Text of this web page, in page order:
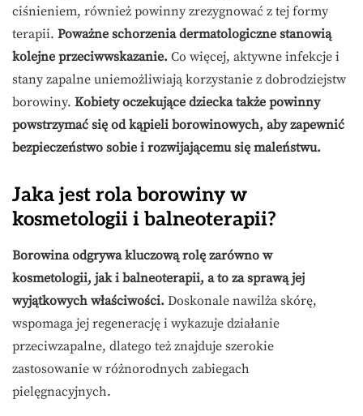
ciśnieniem, również powinny zrezygnować z tej formy
terapii. Poważne schorzenia dermatologiczne stanowią
kolejne przeciwwskazanie. Co więcej, aktywne infekcje i
stany zapalne uniemożliwiają korzystanie z dobrodziejstw
borowiny. Kobiety oczekujące dziecka także powinny
powstrzymać się od kąpieli borowinowych, aby zapewnić
bezpieczeństwo sobie i rozwijającemu się maleństwu.
Jaka jest rola borowiny w
kosmetologii i balneoterapii?
Borowina odgrywa kluczową rolę zarówno w
kosmetologii, jak i balneoterapii, a to za sprawą jej
wyjątkowych właściwości. Doskonale nawilża skórę,
wspomaga jej regenerację i wykazuje działanie
przeciwzapalne, dlatego też znajduje szerokie
zastosowanie w różnorodnych zabiegach
pielęgnacyjnych.